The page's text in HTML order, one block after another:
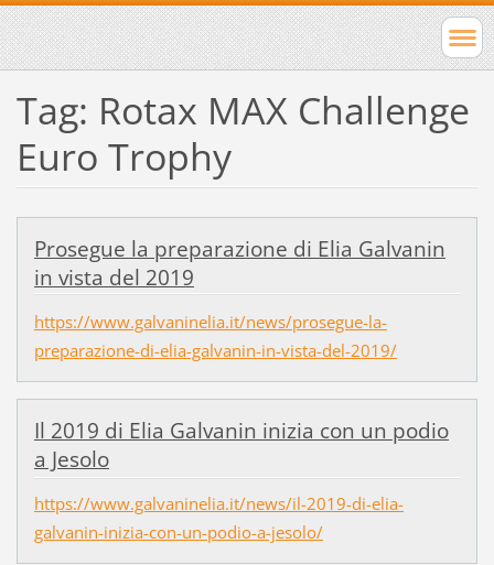
Tag: Rotax MAX Challenge
Euro Trophy
Prosegue la preparazione di Elia Galvanin
in vista del 2019
https://www.galvaninelia.it/news/prosegue-la-
preparazione-di-elia-galvanin-in-vista-del-2019/
Il 2019 di Elia Galvanin inizia con un podio
a Jesolo
https://www.galvaninelia.it/news/il-2019-di-elia-
galvanin-inizia-con-un-podio-a-jesolo/